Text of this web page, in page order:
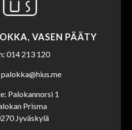
VASEN PÄÄTY
014 213 120
Palokannorsi 1
Prisma
Jyväskylä